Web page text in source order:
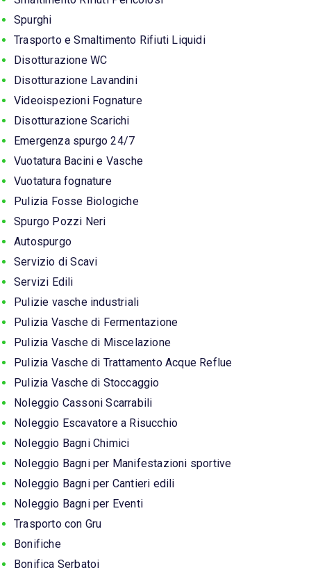
Spurghi
Trasporto e Smaltimento Rifiuti Liquidi
Disotturazione WC
Disotturazione Lavandini
Videoispezioni Fognature
Disotturazione Scarichi
Emergenza spurgo 24/7
Vuotatura Bacini e Vasche
Vuotatura fognature
Pulizia Fosse Biologiche
Spurgo Pozzi Neri
Autospurgo
Servizio di Scavi
Servizi Edili
Pulizie vasche industriali
Pulizia Vasche di Fermentazione
Pulizia Vasche di Miscelazione
Pulizia Vasche di Trattamento Acque Reflue
Pulizia Vasche di Stoccaggio
Noleggio Cassoni Scarrabili
Noleggio Escavatore a Risucchio
Noleggio Bagni Chimici
Noleggio Bagni per Manifestazioni sportive
Noleggio Bagni per Cantieri edili
Noleggio Bagni per Eventi
Trasporto con Gru
Bonifiche
Bonifica Serbatoi